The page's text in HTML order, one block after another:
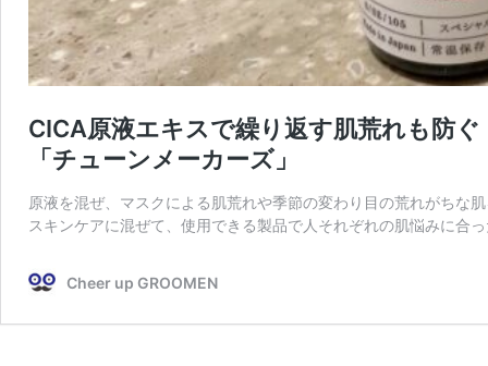
CICA原液エキスで繰り返す肌荒れも防ぐ
「チューンメーカーズ」
原液を混ぜ、マスクによる肌荒れや季節の変わり目の荒れがちな
スキンケアに混ぜて、使用できる製品で人それぞれの肌悩みに合
Cheer up GROOMEN